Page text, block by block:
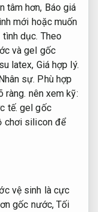
tâm hơn, Báo giá
mới hoặc muốn
dục. Theo
và gel gốc
latex, Giá hợp lý.
Nhân sự. Phù hợp
ràng. nên xem kỹ:
tế. gel gốc
chơi silicon để
vệ sinh là cực
gốc nước,Tối